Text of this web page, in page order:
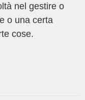
nel gestire o
o una certa
cose.